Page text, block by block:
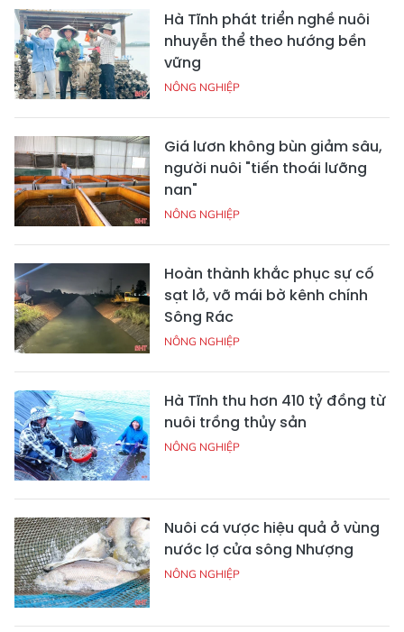
Hà Tĩnh phát triển nghề nuôi
nhuyễn thể theo hướng bền
vững
NÔNG NGHIỆP
Giá lươn không bùn giảm sâu,
người nuôi "tiến thoái lưỡng
nan"
NÔNG NGHIỆP
Hoàn thành khắc phục sự cố
sạt lở, vỡ mái bờ kênh chính
Sông Rác
NÔNG NGHIỆP
Hà Tĩnh thu hơn 410 tỷ đồng từ
nuôi trồng thủy sản
NÔNG NGHIỆP
Nuôi cá vược hiệu quả ở vùng
nước lợ cửa sông Nhượng
NÔNG NGHIỆP